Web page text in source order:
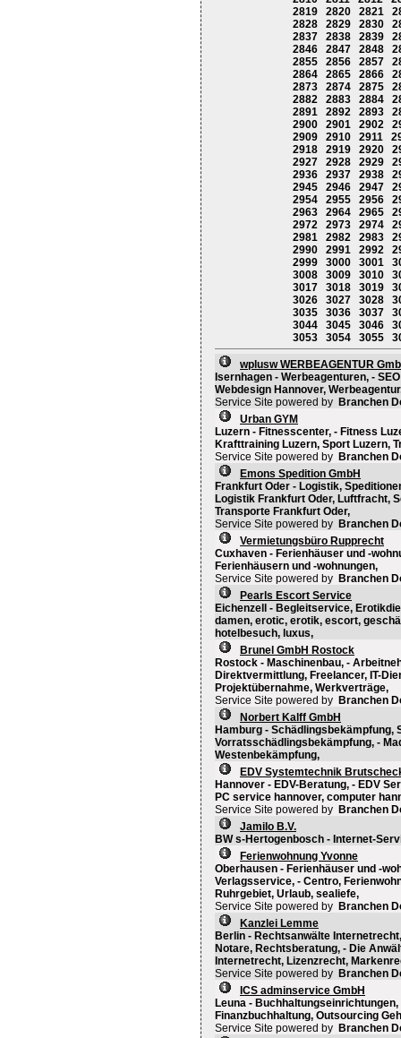
2819
2820 2821
2828
2829 2830
2837
2838 2839
2846
2847 2848
2855
2856 2857
2864
2865 2866
2873
2874 2875
2882
2883 2884
2891
2892 2893
2900
2901 2902
2909
2910 2911
2918
2919 2920
2927
2928 2929
2936
2937 2938
2945
2946 2947
2954
2955 2956
2963
2964 2965
2972
2973 2974
2981
2982 2983
2990
2991 2992
2999
3000 3001
3008
3009 3010
3017
3018 3019
3026
3027 3028
3035
3036 3037
3044
3045 3046
3053
3054 3055
wplusw WERBEAGENTUR
Isernhagen - Werbeagenturen, -
Webdesign Hannover,
Service Site powered by Branchen
Urban GYM
Luzern - Fitnesscenter, - Fitness
Krafttraining Luzern, Sport Luzern,
Service Site powered by Branchen
Emons Spedition GmbH
Frankfurt Oder - Logistik,
Logistik Frankfurt Oder, Luftfracht,
Transporte Frankfurt Oder,
Service Site powered by Branchen
Vermietungsbüro Rupprecht
Cuxhaven - Ferienhäuser und -
Ferienhäusern und -wohnungen,
Service Site powered by Branchen
Pearls Escort Service
Eichenzell - Begleitservice,
damen, erotic, erotik, escort,
hotelbesuch, luxus,
Brunel GmbH Rostock
Rostock - Maschinenbau, -
Direktvermittlung, Freelancer, IT-
Projektübernahme, Werkverträge,
Service Site powered by Branchen
Norbert Kalff GmbH
Hamburg -
Vorratsschädlingsbekämpfung, -
Westenbekämpfung,
EDV Systemtechnik
Hannover - EDV-Beratung, - EDV
PC service hannover, computer
Service Site powered by Branchen
Jamilo B.V.
BW s-Hertogenbosch - Internet-
Ferienwohnung Yvonne
Oberhausen - Ferienhäuser und -
Verlagsservice, - Centro,
Ruhrgebiet, Urlaub, sealiefe,
Service Site powered by Branchen
Kanzlei Lemme
Berlin - Rechtsanwälte
Notare, Rechtsberatung, - Die
Internetrecht, Lizenzrecht,
Service Site powered by Branchen
ICS adminservice GmbH
Leuna -
Finanzbuchhaltung, Outsourcing
Service Site powered by Branchen